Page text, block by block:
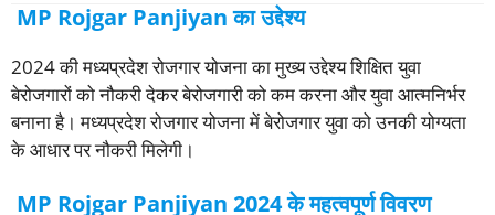
MP Rojgar Panjiyanका उद्देश्य
2024 की मध्यप्रदेश रोजगार योजना का मुख्य उद्देश्य शिक्षित युवा
बेरोजगारों को नौकरी देकर बेरोजगारी को कम करना और युवा आत्मनिर्भर
बनाना है। मध्यप्रदेश रोजगार योजना में बेरोजगार युवा को उनकी योग्यता
के आधार पर नौकरी मिलेगी।
MP Rojgar Panjiyan 2024 के महत्वपूर्ण विवरण